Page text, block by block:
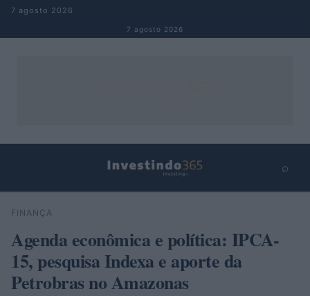
Pular para o conteúdo
7 agosto 2026
7 agosto 2026
⌕
Buscar
FINANÇA
Agenda econômica e política: IPCA-
15, pesquisa Indexa e aporte da
Petrobras no Amazonas